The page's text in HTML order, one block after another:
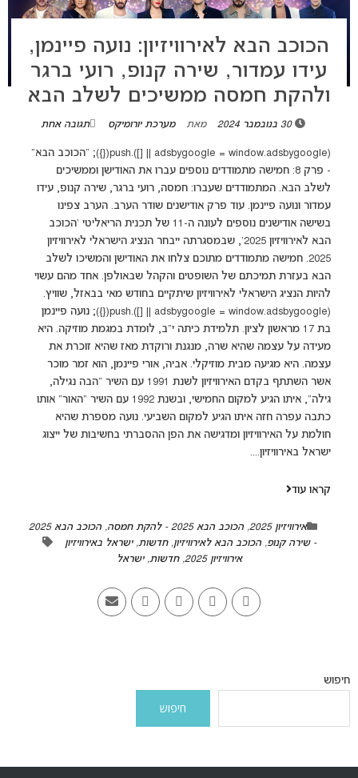
הכוכב הבא לאירוויזיון: נועה פיינמן,
עידו עמדור, שירה קנופ, רועי ברגר
ולהקת חמסה ממשיכים לשלב הבא
30 בנובמבר 2024 מאת מערכת יורומיקס תגובה אחת
(adsbygoogle = window.adsbygoogle || []).push({}); "הכוכב הבא"
- פרק 8: חמישה מתמודדים נוספים עברו את האודישן וממשיכים
לשלב הבא. המתמודדים שעברו: חמסה, רועי ברגר, שירה קנופ, עידו
עמדור ונועה פיינמן. עוד פרק אודישנים שודר הערב. הערב צפינו
בשישה אודישנים נוספים לעונה ה-11 של תכנית הריאליטי 'הכוכב
הבא לאירוויזיון 2025', שבמסגרתה ייבחר הנציג הישראלי לאירוויזיון
2025. חמישה מתמודדים מתוכם צלחו את האודישן והמשיכו לשלב
הבא בעזרת תמיכתם של השופטים והקהל שבאולפן. אחד מהם עשוי
להיות הנציג הישראלי לאירוויזיון שיתקיים בחודש מאי בבאזל, שוויץ.
(adsbygoogle = window.adsbygoogle || []).push({}); נועה פיינמן
בת 17 מראשון לציון. תלמידת כיתה י"ב, לומדת במגמת מוזיקה. היא
מעידה על עצמה שהיא שרה, מנגנת ורוקדת מאז שהיא זוכרת את
עצמה. היא מגיעה מבית מוזיקלי. אביה, אורי פיינמן, הוא זמר מוכר
אשר השתתף בקדם האירוויזיון לשנת 1991 עם השיר "הבה נגילה,
גילה", איתו הגיע למקום החמישי, ובשנת 1992 עם השיר "האור" אותו
כתבה עפרה חזה איתו הגיע למקום השביעי. נועה מספרת שהיא
חולמת על האירוויזיון ומדגישה את הפן ההסברתי בחשיבות של ייצוג
ישראל באירוויזיון....
קראו עוד
אירוויזיון 2025 ,הכוכב הבא 2025 - להקת חמסה ,
הכוכב הבא 2025
- שירה קנופ,הכוכב הבא לאירוויזיון,חדשות,ישראל באירוויזיון
אירוויזיון 2025
,חדשות,ישראל
חיפוש
חיפוש